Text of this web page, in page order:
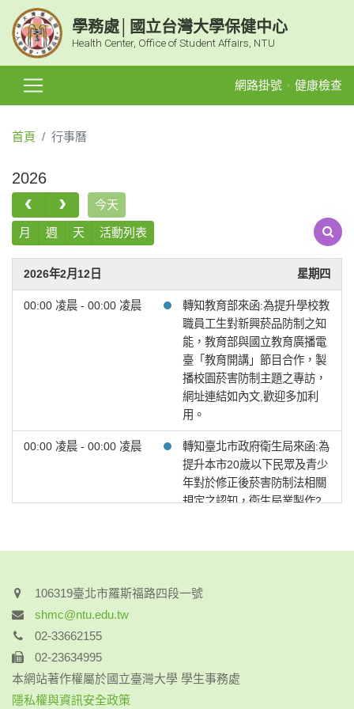
學務處│國立台灣大學保健中心
Health Center, Office of Student Affairs, NTU
網路掛號 健康檢查
首頁 行事曆
今天
2026
月 週 天 活動列表
2026年2月12日 星期四
00:00 凌晨 - 00:00 凌晨
轉知教育部來函:為提升學校教
職員工生對新興菸品防制之知
能，教育部與國立教育廣播電
臺「教育開講」節目合作，製
播校園菸害防制主題之專訪，
網址連結如內文,歡迎多加利
用。
00:00 凌晨 - 00:00 凌晨
轉知臺北市政府衛生局來函:​為
提升本市20歲以下民眾及青少
年對於修正後菸害防制法相關
規定之認知，衛生局業製作2
作電子煙防制宣導相關宣導素
00:00 凌晨 - 00:00 凌晨
2026年2月13日
搜尋
106319臺北市羅斯福路四段一號
shmc@ntu.edu.tw
02-33662155
02-23634995
本網站著作權屬於國立臺灣大學 學生事務處
隱私權與資訊安全政策